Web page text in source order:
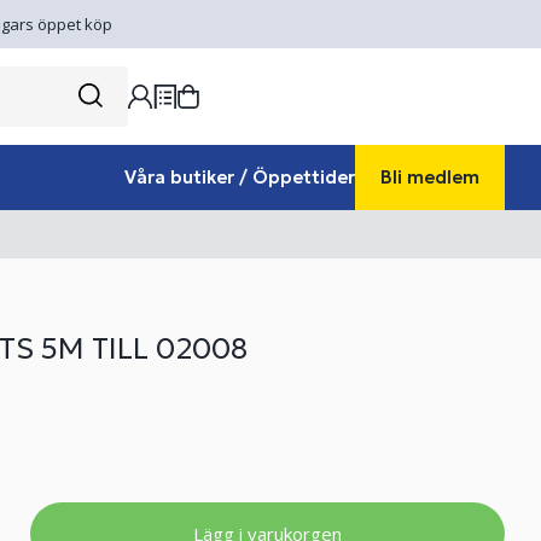
öppet köp
Våra butiker / Öppettider Bli medlem
5M TILL 02008
Lägg i varukorgen